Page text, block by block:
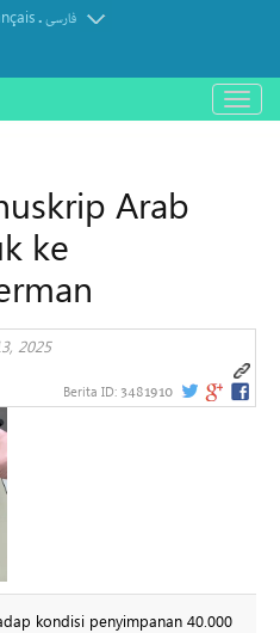
.فارسی
باز
و
Arab
ke
2025
Berita ID: 3481910
kondisi penyimpanan 40.000